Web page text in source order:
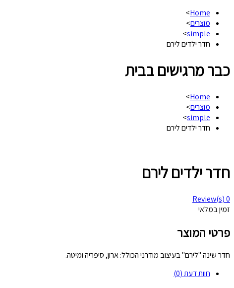
Home
>
מוצרים>
simple
>
חדר ילדים לירם
כבר מרגישים בבית
Home
>
מוצרים>
simple
>
חדר ילדים לירם
חדר ילדים לירם
0
זמין במלאי
פרטי המוצר
חדר שינה "לירם" בעיצוב מודרני הכולל: ארון, סיפריה ומיטה.
חוות דעת (0)